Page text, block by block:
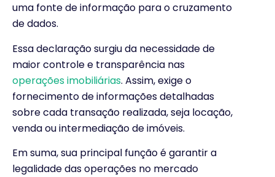
uma fonte de informação para o cruzamento
de dados.
Essa declaração surgiu da necessidade de
maior controle e transparência nas
operações imobiliárias. Assim, exige o
fornecimento de informações detalhadas
sobre cada transação realizada, seja locação,
venda ou intermediação de imóveis.
Em suma, sua principal função é garantir a
legalidade das operações no mercado